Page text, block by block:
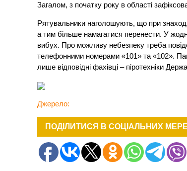
Загалом, з початку року в області
Рятувальники наголошують, що при
а тим більше намагатися перенести. У
вибух. Про можливу небезпеку треба
телефонними номерами «101» та «102».
лише відповідні фахівці – піротехніки
Джерело:
ПОДІЛИТИСЯ В СОЦІАЛЬНИХ